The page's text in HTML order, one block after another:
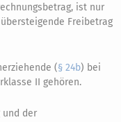
ist nur
Freibetrag
(§ 24b) bei
II gehören.
und der